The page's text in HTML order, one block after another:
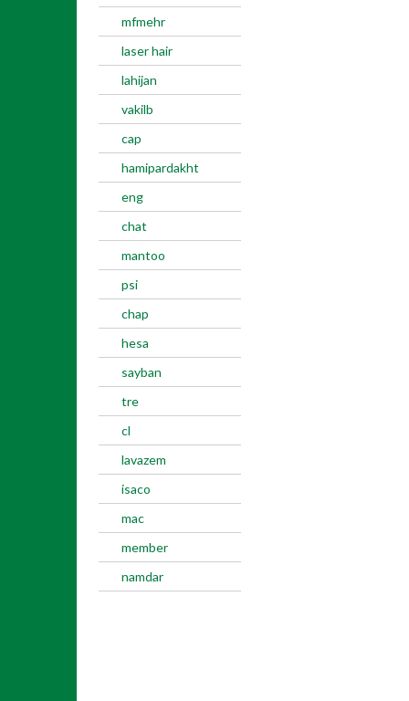
mfmehr
laser hair
lahijan
vakilb
cap
hamipardakht
eng
chat
mantoo
psi
chap
hesa
sayban
tre
cl
lavazem
isaco
mac
member
namdar